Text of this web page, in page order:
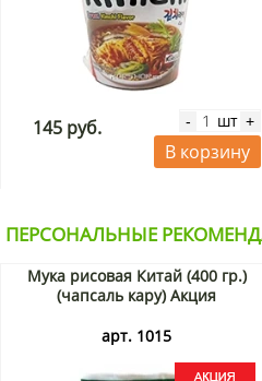
145 руб. - шт +
В корзину
ПЕРСОНАЛЬНЫЕ
Мука рисовая Китай (400 гр.)
(чапсаль кару) Акция
арт. 1015